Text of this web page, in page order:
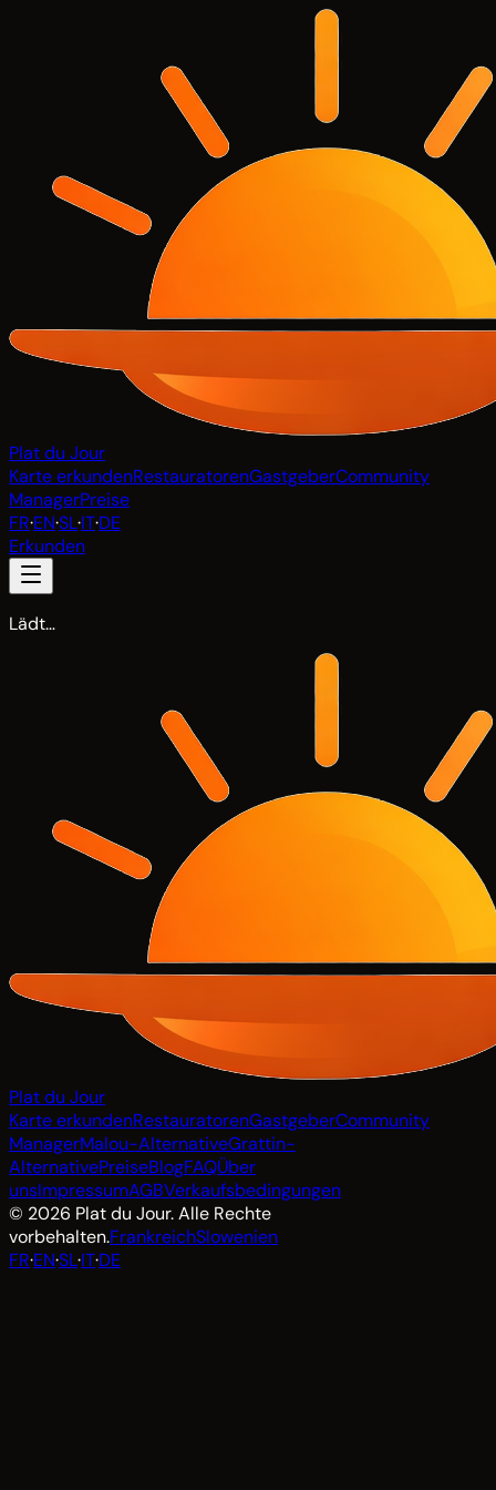
Plat du Jour
Karte erkundenRestauratorenGastgeberCommunity
ManagerPreise
FR·EN·SL·IT·DE
Erkunden
Lädt…
Plat du Jour
Karte erkundenRestauratorenGastgeberCommunity
ManagerMalou-AlternativeGrattin-
AlternativePreiseBlogFAQÜber
unsImpressumAGBVerkaufsbedingungen
© 2026 Plat du Jour. Alle Rechte
vorbehalten.FrankreichSlowenien
FR·EN·SL·IT·DE